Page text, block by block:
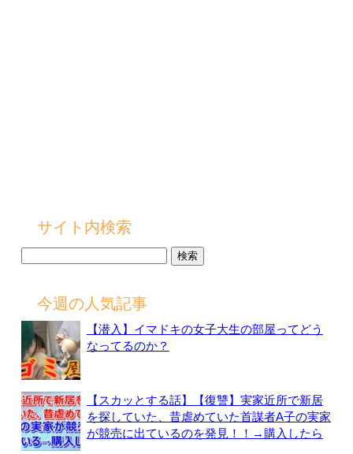
サイト内検索
今週の人気記事
【潜入】イマドキの女子大生の部屋ってどう
なってるのか？
【スカッとする話】【復讐】実家近所で新居
を探していた、昔虐めていた首謀者A子の実家
が競売に出ているのを発見！！→購入したら